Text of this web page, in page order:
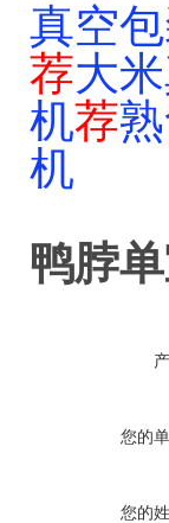
真空
荐大
机荐
机
鸭脖
您的
您的